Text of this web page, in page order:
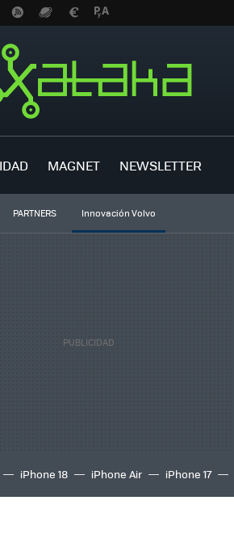
MAGNET NEWSLETTER
PARTNERS Innovación Volvo
iPhone 18 iPhone Air iPhone 17